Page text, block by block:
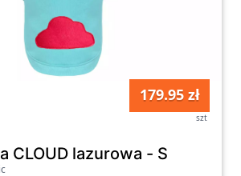
179.95 zł
szt
CLOUD lazurowa - S